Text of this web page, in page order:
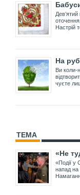
Настрій
На
Ви коли-
чуєте
ТЕМА
«Не
«Події у
напад на